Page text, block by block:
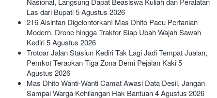
Las dari Bupati5 Agustus 2026
216 Alsintan Digelontorkan! Mas Dhito Pacu Pertanian
Modern, Drone hingga Traktor Siap Ubah Wajah Sawah
Kediri5 Agustus 2026
Trotoar Jalan Stasiun Kediri Tak Lagi Jadi Tempat Jualan,
Pemkot Terapkan Tiga Zona Demi Pejalan Kaki5
Agustus 2026
Mas Dhito Wanti-Wanti Camat Awasi Data Desil, Jangan
Sampai Warga Kehilangan Hak Bantuan4 Agustus 2026